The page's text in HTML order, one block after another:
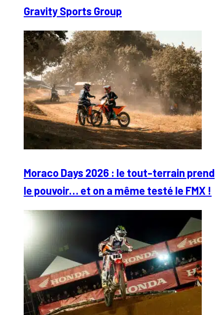
Gravity Sports Group
Moraco Days 2026 : le tout-terrain prend
le pouvoir… et on a même testé le FMX !